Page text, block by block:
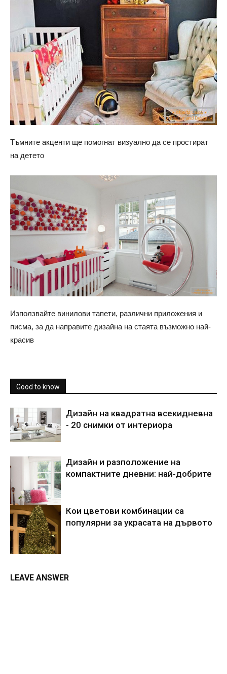
Тъмните акценти ще помогнат визуално да се простират
на детето
Използвайте винилови тапети, различни приложения и
писма, за да направите дизайна на стаята възможно най-
красив
Good to know
Дизайн на квадратна всекидневна
- 20 снимки от интериора
Дизайн и разположение на
компактните дневни: най-добрите
Кои цветови комбинации са
популярни за украсата на дървото
LEAVE ANSWER